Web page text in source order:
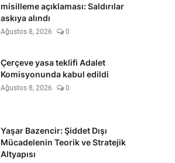
misilleme açıklaması: Saldırılar
askıya alındı
Ağustos 8, 2026 0
Çerçeve yasa teklifi Adalet
Komisyonunda kabul edildi
Ağustos 8, 2026 0
Yaşar Bazencir: Şiddet Dışı
Mücadelenin Teorik ve Stratejik
Altyapısı